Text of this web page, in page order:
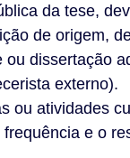
da tese,
de origem,
dissertação
externo).
ou atividades
e o